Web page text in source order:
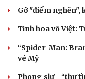
Gỡ "điểm nghẽn",
Tinh hoa võ Việt:
“Spider-Man:
vé Mỹ
Phong slư - “thư